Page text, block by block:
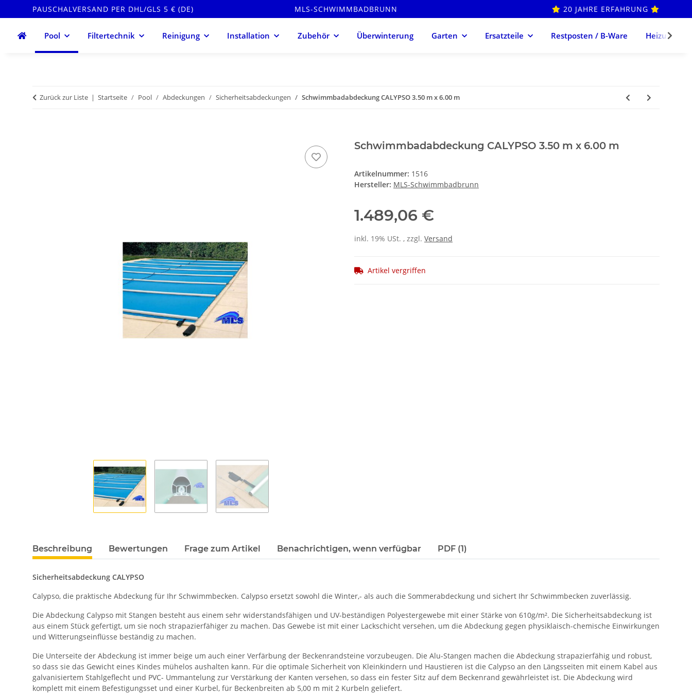
PAUSCHALVERSAND PER DHL/GLS 5 € (DE) MLS-SCHWIMMBADBRUNN 20 JAHRE ERFAHRUNG
Pool Filtertechnik Reinigung Installation Zubehör Überwinterung Garten Ersatzteile Restposten / B-Ware Heizung
Zurück zur Liste Startseite Pool Abdeckungen Sicherheitsabdeckungen Schwimmbadabdeckung CALYPSO 3.50 m x 6.00 m
Schwimmbadabdeckung CALYPSO 3.50 m x 6.00 m
Artikelnummer: 1516
Hersteller: MLS-Schwimmbadbrunn
1.489,06 €
inkl. 19% USt. , zzgl. Versand
Artikel vergriffen
Beschreibung Bewertungen Frage zum Artikel Benachrichtigen, wenn verfügbar PDF (1)
Sicherheitsabdeckung CALYPSO
Calypso, die praktische Abdeckung für Ihr Schwimmbecken. Calypso ersetzt sowohl die Winter,- als auch die Sommerabdeckung und sichert Ihr Schwimmbecken zuverlässig.
Die Abdeckung Calypso mit Stangen besteht aus einem sehr widerstandsfähigen und UV-beständigen Polyestergewebe mit einer Stärke von 610g/m². Die Sicherheitsabdeckung ist
aus einem Stück gefertigt, um sie noch strapazierfähiger zu machen. Das Gewebe ist mit einer Lackschicht versehen, um die Abdeckung gegen physiklaisch-chemische Einwirkungen
und Witterungseinflüsse beständig zu machen.
Die Unterseite der Abdeckung ist immer beige um auch einer Verfärbung der Beckenrandsteine vorzubeugen. Die Alu-Stangen machen die Abdeckung strapazierfähig und robust,
so dass sie das Gewicht eines Kindes mühelos aushalten kann. Für die optimale Sicherheit von Kleinkindern und Haustieren ist die Calypso an den Längsseiten mit einem Kabel aus
galvanisiertem Stahlgeflecht und PVC- Ummantelung zur Verstärkung der Kanten versehen, so dass ein fester Sitz auf dem Beckenrand gewährleistet ist. Die Abdeckung wird
komplett mit einem Befestigungsset und einer Kurbel, für Beckenbreiten ab 5,00 m mit 2 Kurbeln geliefert.